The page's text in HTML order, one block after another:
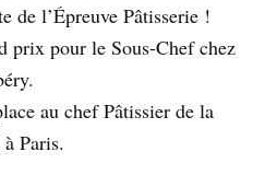
de l’Épreuve Pâtisserie !
prix pour le Sous-Chef chez
au chef Pâtissier de la
Paris.